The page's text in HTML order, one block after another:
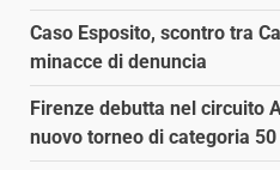
Caso Esposito, scontro tra
minacce di denuncia
Firenze debutta nel circuito
nuovo torneo di categoria 50